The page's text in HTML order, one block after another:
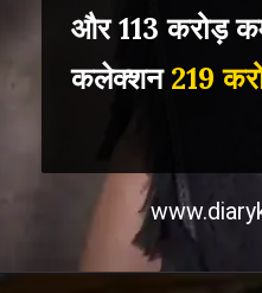
और 113 करोड़
कलेक्शन219